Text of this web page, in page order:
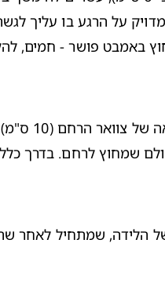
על הרגע בו עליך